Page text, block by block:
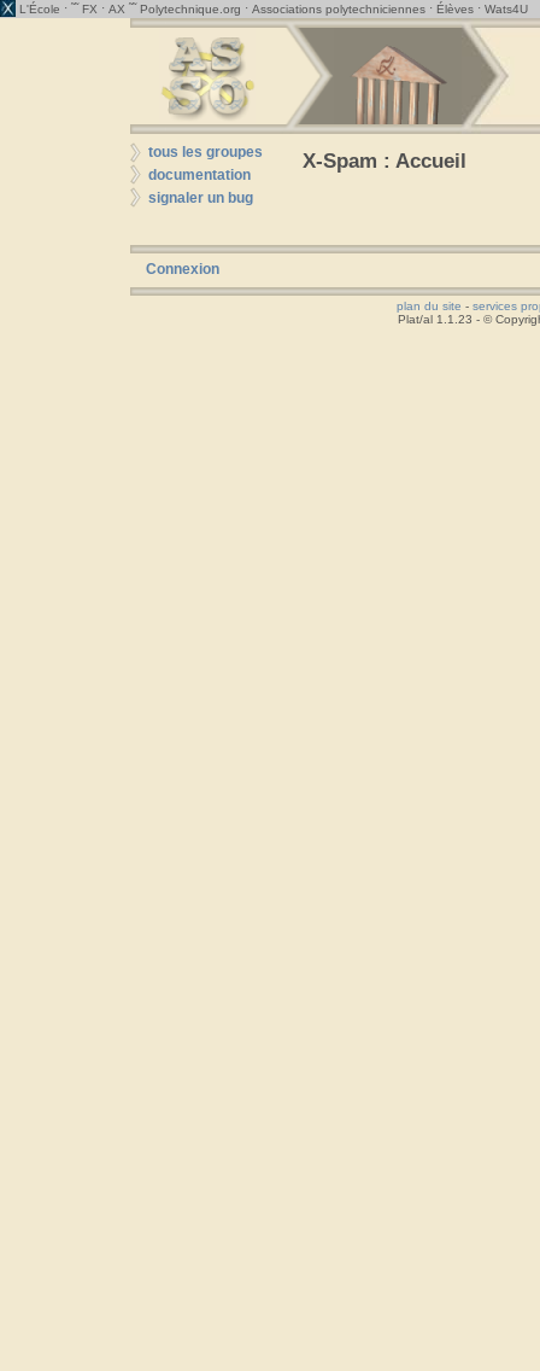
L'École · ˜˜ FX · AX ˜˜ Polytechnique.org · Associations polytechniciennes · Élèves · Wats4U
tous les groupes
documentation
signaler un bug
X-Spam : Accueil
Connexion
plan du site - services
Plat/al 1.1.23 - ©